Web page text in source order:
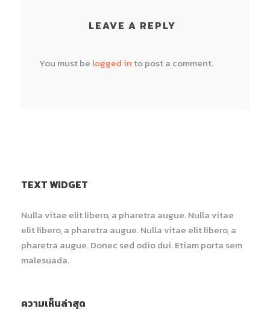
LEAVE A REPLY
You must be logged in to post a comment.
TEXT WIDGET
Nulla vitae elit libero, a pharetra augue. Nulla vitae
elit libero, a pharetra augue. Nulla vitae elit libero, a
pharetra augue. Donec sed odio dui. Etiam porta sem
malesuada.
ความเห็นล่าสุด